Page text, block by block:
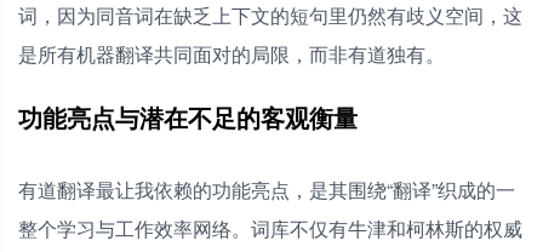
词，因为同音词在缺乏上下文的短句里仍然有歧义空间，这
是所有机器翻译共同面对的局限，而非有道独有。
功能亮点与潜在不足的客观衡量
有道翻译最让我依赖的功能亮点，是其围绕“翻译”织成的一
整个学习与工作效率网络。词库不仅有牛津和柯林斯的权威